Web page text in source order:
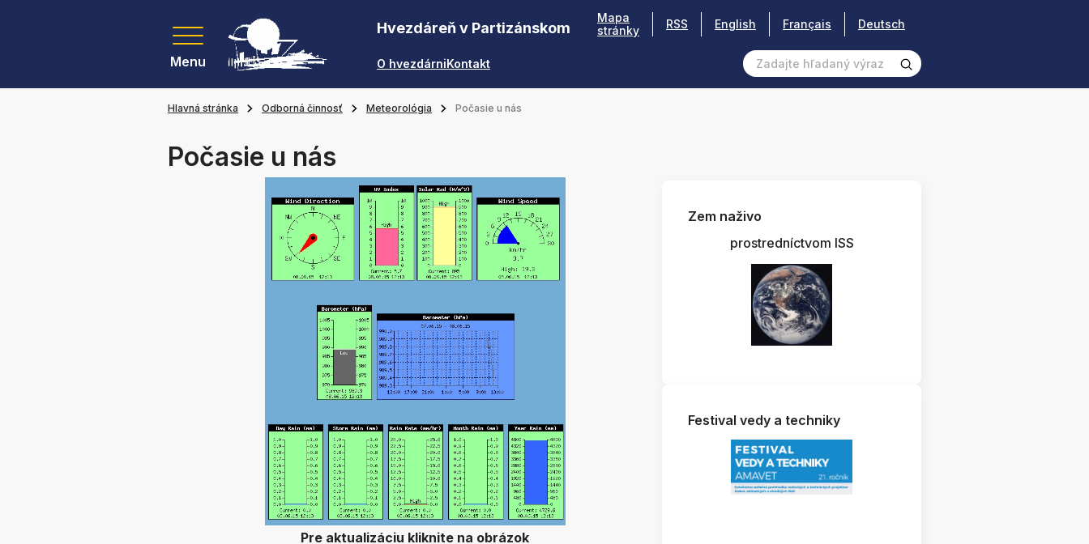
Menu
Hvezdáreň v Partizánskom
O hvezdárniKontakt
Mapa
stránky
RSS English Français Deutsch
Hlavná stránka Odborná činnosť Meteorológia Počasie u nás
Počasie u nás
Pre aktualizáciu kliknite na obrázok
Zem naživo
prostredníctvom ISS
Festival vedy a techniky